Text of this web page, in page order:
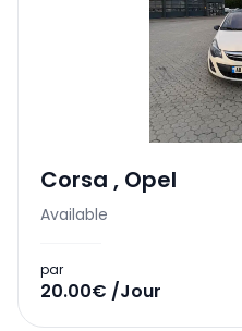
Corsa , Opel
Available
par
20.00€ /Jour